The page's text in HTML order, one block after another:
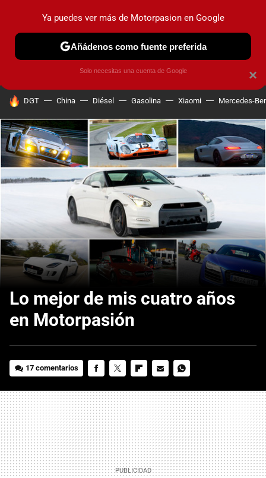
PRUEBAS COCHES ELÉCTRICOS OBSERVATORIO
HOY SE HABLA DE
DGT China Diésel Gasolina Xiaomi Mercedes-
Lo mejor de mis cuatro años
en Motorpasión
17 comentarios
MAIL
×
Ya puedes ver más de Motorpasion en Google
Añádenos como fuente preferida
Solo necesitas una cuenta de Google